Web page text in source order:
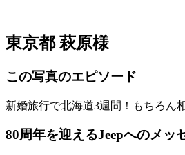
東京都 萩原様
この写真のエピソード
新婚旅行で北海道3週間！もちろん
80周年を迎えるJeepへのメッ